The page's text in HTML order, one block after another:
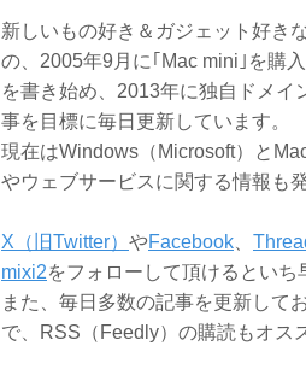
新しいもの好き＆ガジェット好き
の、2005年9月に｢Mac mini｣を購
を書き始め、2013年に独自ドメイ
事を目標に毎日更新しています。
現在はWindows（Microsoft）と
やウェブサービスに関する情報も
X（旧Twitter） やFacebook
mixi2をフォローして頂けるといち
また、毎日多数の記事を更新して
で、RSS（Feedly）の購読もオス